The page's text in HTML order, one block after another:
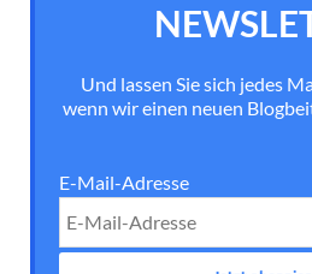
Und lassen Sie sich jedes
wenn wir einen neuen
E-Mail-Adresse